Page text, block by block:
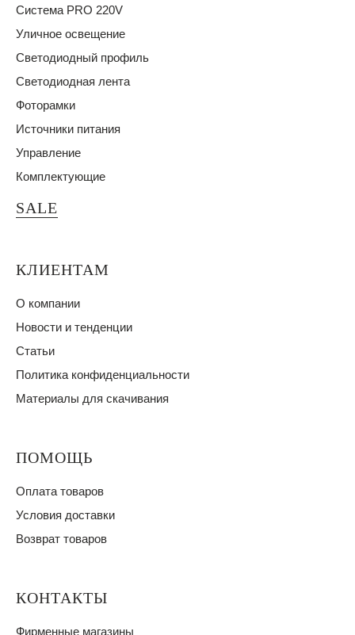
Система PRO 220V
Уличное освещение
Светодиодный профиль
Светодиодная лента
Фоторамки
Источники питания
Управление
Комплектующие
SALE
КЛИЕНТАМ
О компании
Новости и тенденции
Статьи
Политика конфиденциальности
Материалы для скачивания
ПОМОЩЬ
Оплата товаров
Условия доставки
Возврат товаров
КОНТАКТЫ
Фирменные магазины